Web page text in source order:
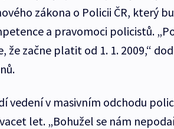
zákona o Policii ČR, který
a pravomoci policistů.
že začne platit od 1. 1. 2009,“
vedení v masivním odchodu
let. „Bohužel se nám